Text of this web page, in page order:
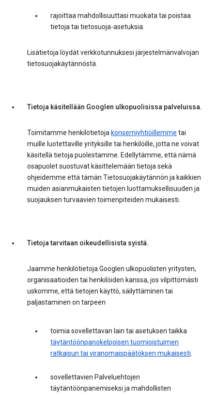
rajoittaa mahdollisuuttasi muokata tai poistaa
tietoja tai tietosuoja-asetuksia.
Lisätietoja löydät verkkotunnuksesi järjestelmänvalvojan
tietosuojakäytännöstä.
Tietoja käsitellään Googlen ulkopuolisissa palveluissa.
Toimitamme henkilötietoja konserniyhtiöillemme tai
muille luotettaville yrityksille tai henkilöille, jotta ne voivat
käsitellä tietoja puolestamme. Edellytämme, että nämä
osapuolet suostuvat käsittelemään tietoja sekä
ohjeidemme että tämän Tietosuojakäytännön ja kaikkien
muiden asianmukaisten tietojen luottamuksellisuuden ja
suojauksen turvaavien toimenpiteiden mukaisesti.
Tietoja tarvitaan oikeudellisista syistä.
Jaamme henkilötietoja Googlen ulkopuolisten yritysten,
organisaatioiden tai henkilöiden kanssa, jos vilpittömästi
uskomme, että tietojen käyttö, säilyttäminen tai
paljastaminen on tarpeen
toimia sovellettavan lain tai asetuksen taikka
täytäntöönpanokelpoisen tuomioistuimen
ratkaisun tai viranomaispäätöksen mukaisesti.
sovellettavien Palveluehtojen
täytäntöönpanemiseksi ja mahdollisten